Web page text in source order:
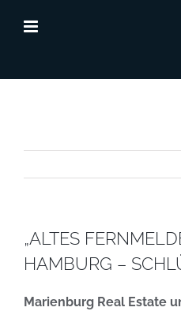
„ALTES
HAMBURG –
Marienburg Real Estate